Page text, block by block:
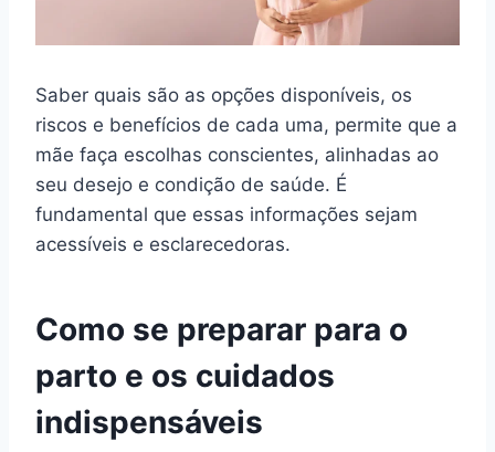
Saber quais são as opções disponíveis, os
riscos e benefícios de cada uma, permite que a
mãe faça escolhas conscientes, alinhadas ao
seu desejo e condição de saúde. É
fundamental que essas informações sejam
acessíveis e esclarecedoras.
Como se preparar para o
parto e os cuidados
indispensáveis